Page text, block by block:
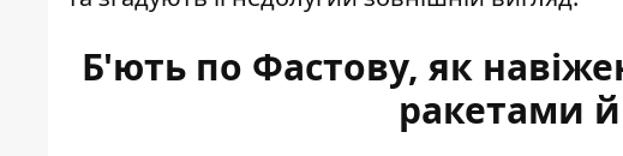
Б'ють по Фастову, як
ракетами